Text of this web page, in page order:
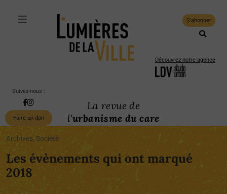
S'abonner
Découvrez notre agence
Suivez-nous :
Faire un don
La revue de
l'urbanisme du care
Archives, Société
Les évènements qui ont marqué
2018